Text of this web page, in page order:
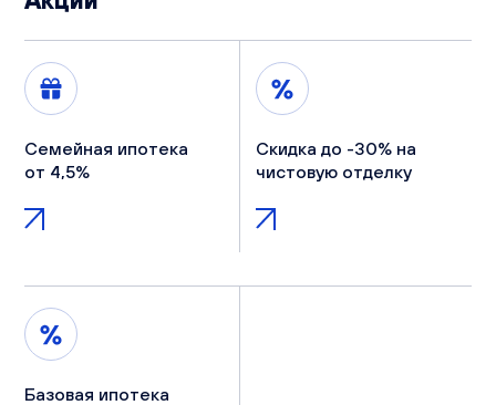
Семейная ипотека
от 4,5%
Скидка до -30% на
чистовую отделку
Базовая ипотека